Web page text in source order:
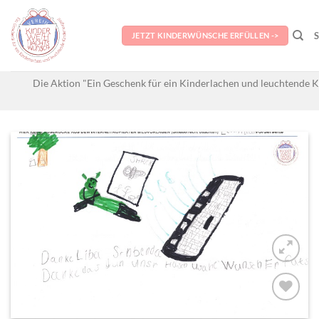
content
JETZT KINDERWÜNSCHE ERFÜLLEN ->
Die Aktion "Ein Geschenk für ein Kinderlachen und leuchtende
AUF MEINE